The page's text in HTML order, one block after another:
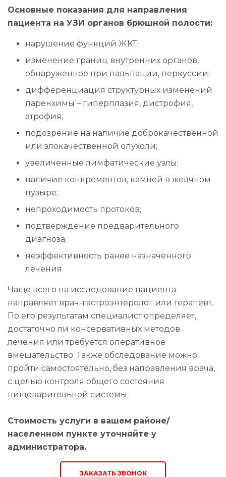
Основные показания для направления
пациента на УЗИ органов брюшной полости:
нарушение функций ЖКТ;
изменение границ внутренних органов,
обнаруженное при пальпации, перкуссии;
дифференциация структурных изменений
паренхимы – гиперплазия, дистрофия,
атрофия;
подозрение на наличие доброкачественной
или злокачественной опухоли;
увеличенные лимфатические узлы;
наличие конкрементов, камней в желчном
пузыре;
непроходимость протоков;
подтверждение предварительного
диагноза;
неэффективность ранее назначенного
лечения.
Чаще всего на исследование пациента
направляет врач-гастроэнтеролог или терапевт.
По его результатам специалист определяет,
достаточно ли консервативных методов
лечения или требуется оперативное
вмешательство. Также обследование можно
пройти самостоятельно, без направления врача,
с целью контроля общего состояния
пищеварительной системы.
Стоимость услуги в вашем районе/
населенном пункте уточняйте у
администратора.
ЗАКАЗАТЬ ЗВОНОК